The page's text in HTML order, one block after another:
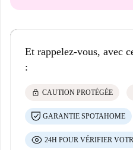
Et rappelez-vous, avec
:
lock CAUTION PROTÉGÉE
GARANTIE SPOTAHOME
24H POUR VÉRIFIER